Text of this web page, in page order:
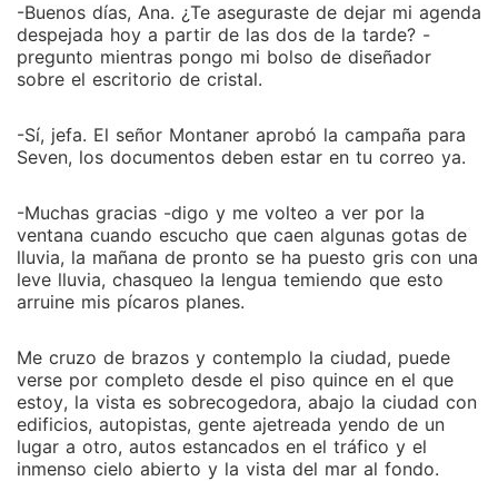
-Buenos días, Ana. ¿Te aseguraste de dejar mi agenda
despejada hoy a partir de las dos de la tarde? -
pregunto mientras pongo mi bolso de diseñador
sobre el escritorio de cristal.
-Sí, jefa. El señor Montaner aprobó la campaña para
Seven, los documentos deben estar en tu correo ya.
-Muchas gracias -digo y me volteo a ver por la
ventana cuando escucho que caen algunas gotas de
lluvia, la mañana de pronto se ha puesto gris con una
leve lluvia, chasqueo la lengua temiendo que esto
arruine mis pícaros planes.
Me cruzo de brazos y contemplo la ciudad, puede
verse por completo desde el piso quince en el que
estoy, la vista es sobrecogedora, abajo la ciudad con
edificios, autopistas, gente ajetreada yendo de un
lugar a otro, autos estancados en el tráfico y el
inmenso cielo abierto y la vista del mar al fondo.